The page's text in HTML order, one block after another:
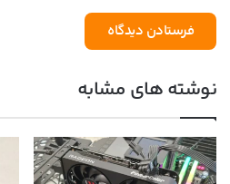
نوشته های مشابه